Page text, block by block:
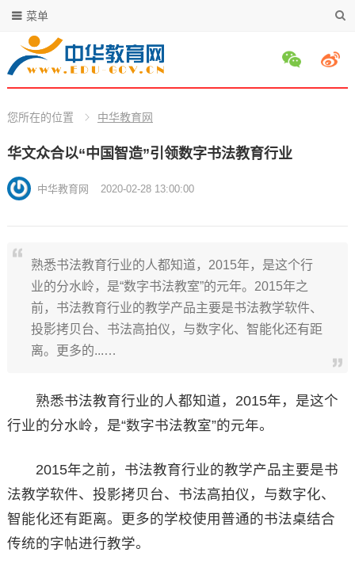
菜单
您所在的位置 中华教育网
华文众合以“中国智造”引领数字书法教育行业
中华教育网 2020-02-28 13:00:00
熟悉书法教育行业的人都知道，2015年，是这个行
业的分水岭，是“数字书法教室”的元年。2015年之
前，书法教育行业的教学产品主要是书法教学软件、
投影拷贝台、书法高拍仪，与数字化、智能化还有距
离。更多的...…
熟悉书法教育行业的人都知道，2015年，是这个
行业的分水岭，是“数字书法教室”的元年。
2015年之前，书法教育行业的教学产品主要是书
法教学软件、投影拷贝台、书法高拍仪，与数字化、
智能化还有距离。更多的学校使用普通的书法桌结合
传统的字帖进行教学。